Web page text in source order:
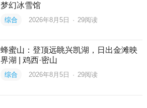
梦幻冰雪馆
综合 2026年8月5日 · 29阅读
蜂蜜山：登顶远眺兴凯湖，日出金滩映
界湖 | 鸡西·密山
综合 2026年8月5日 · 29阅读